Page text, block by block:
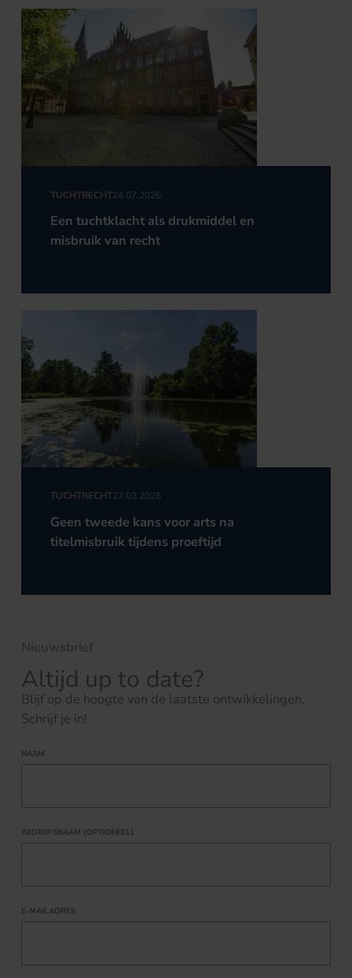
TUCHTRECHT24.07.2026
Een tuchtklacht als drukmiddel en
misbruik van recht
TUCHTRECHT27.03.2026
Geen tweede kans voor arts na
titelmisbruik tijdens proeftijd
Nieuwsbrief
Altijd up to date?
Blijf op de hoogte van de laatste ontwikkelingen.
Schrijf je in!
NAAM
BEDRIJFSNAAM (OPTIONEEL)
E-MAILADRES